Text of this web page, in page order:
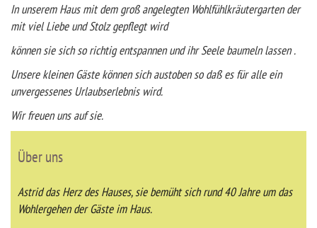
In unserem Haus mit dem groß angelegten Wohlfühlkräutergarten der
mit viel Liebe und Stolz gepflegt wird
können sie sich so richtig entspannen und ihr Seele baumeln lassen .
Unsere kleinen Gäste können sich austoben so daß es für alle ein
unvergessenes Urlaubserlebnis wird.
Wir freuen uns auf sie.
Über uns
Astrid das Herz des Hauses, sie bemüht sich rund 40 Jahre um das
Wohlergehen der Gäste im Haus.